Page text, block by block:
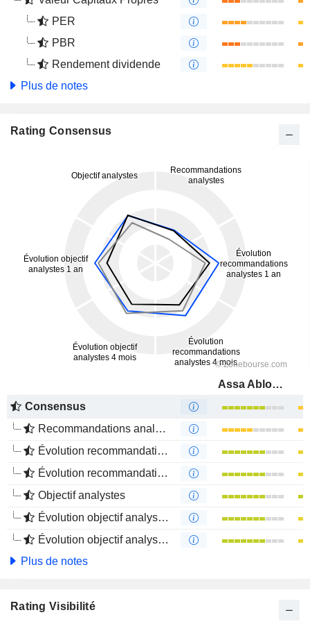
PER
PBR
Rendement dividende
Plus de notes
Rating Consensus
Assa Abloy AB
Consensus
Recommandations analystes
Évolution recommandations analystes 1 an
Évolution recommandations analystes 4 mois
Objectif analystes
Évolution objectif analystes 1 an
Évolution objectif analystes 4 mois
Plus de notes
Rating Visibilité